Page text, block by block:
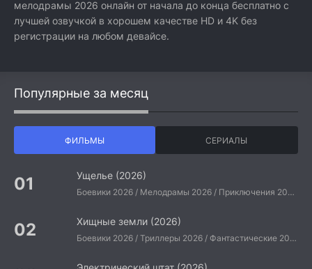
мелодрамы 2026 онлайн от начала до конца бесплатно с
лучшей озвучкой в хорошем качестве HD и 4K без
регистрации на любом девайсе.
Популярные за месяц
ФИЛЬМЫ СЕРИАЛЫ
Ущелье (2026)
Боевики 2026 / Мелодрамы 2026 / Приключения 2026 / Ужасы 2026 / Фантастические 2026 / Зарубежные фильмы 2026 / Американские фильмы / Фильмы 2026
Хищные земли (2026)
Боевики 2026 / Триллеры 2026 / Фантастические 2026 / Зарубежные фильмы 2026 / Американские фильмы / Фильмы 2026